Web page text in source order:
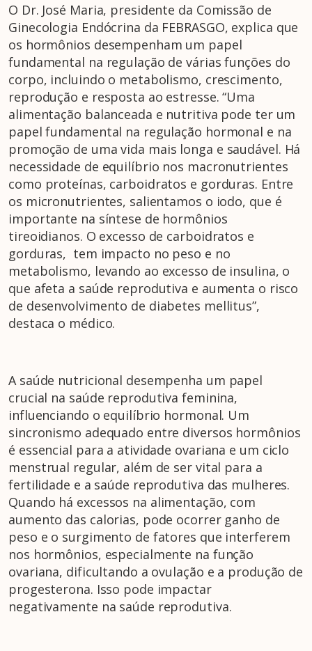
O Dr. José Maria, presidente da Comissão de
Ginecologia Endócrina da FEBRASGO, explica que
os hormônios desempenham um papel
fundamental na regulação de várias funções do
corpo, incluindo o metabolismo, crescimento,
reprodução e resposta ao estresse. “Uma
alimentação balanceada e nutritiva pode ter um
papel fundamental na regulação hormonal e na
promoção de uma vida mais longa e saudável. Há
necessidade de equilíbrio nos macronutrientes
como proteínas, carboidratos e gorduras. Entre
os micronutrientes, salientamos o iodo, que é
importante na síntese de hormônios
tireoidianos. O excesso de carboidratos e
gorduras, tem impacto no peso e no
metabolismo, levando ao excesso de insulina, o
que afeta a saúde reprodutiva e aumenta o risco
de desenvolvimento de diabetes mellitus”,
destaca o médico.
A saúde nutricional desempenha um papel
crucial na saúde reprodutiva feminina,
influenciando o equilíbrio hormonal. Um
sincronismo adequado entre diversos hormônios
é essencial para a atividade ovariana e um ciclo
menstrual regular, além de ser vital para a
fertilidade e a saúde reprodutiva das mulheres.
Quando há excessos na alimentação, com
aumento das calorias, pode ocorrer ganho de
peso e o surgimento de fatores que interferem
nos hormônios, especialmente na função
ovariana, dificultando a ovulação e a produção de
progesterona. Isso pode impactar
negativamente na saúde reprodutiva.